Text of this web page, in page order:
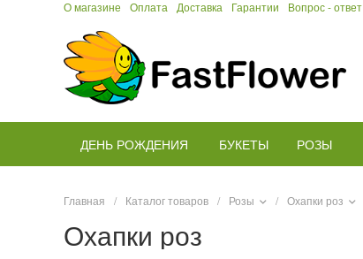
О магазине Оплата Доставка Гарантии Вопрос - ответ
ДЕНЬ РОЖДЕНИЯ БУКЕТЫ РОЗЫ
Главная / Каталог товаров / Розы / Охапки роз
Охапки роз